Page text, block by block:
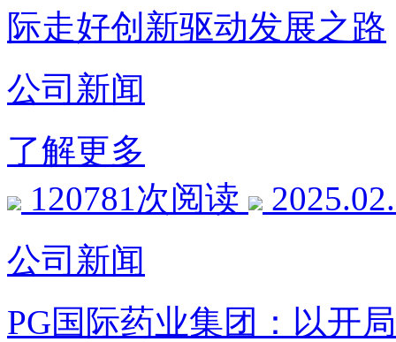
际走好创新驱动发展之路
公司新闻
了解更多
120781次阅读
公司新闻
PG国际药业集团：以开